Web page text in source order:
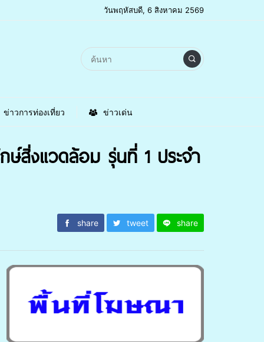
วันพฤหัสบดี, 6 สิงหาคม 2569
ข่าวการท่องเที่ยว ข่าวเด่น
กษ์สิ่งแวดล้อม รุ่นที่ 1 ประจำ
share tweet share